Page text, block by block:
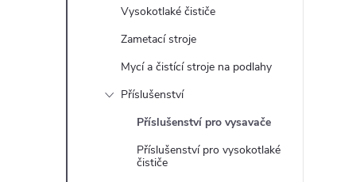
Vysokotlaké čističe
Zametací stroje
Mycí a čistící stroje na podlahy
Příslušenství
Příslušenství pro vysavače
Příslušenství pro vysokotlaké
čističe